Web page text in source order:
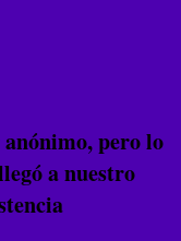
pero lo
a nuestro